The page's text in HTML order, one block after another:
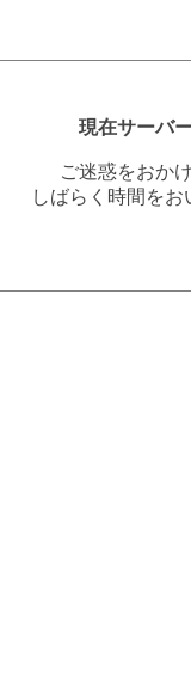
現在サーバ
ご迷惑をおか
しばらく時間を